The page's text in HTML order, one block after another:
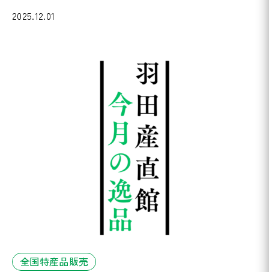
2025.12.01
全国特産品販売